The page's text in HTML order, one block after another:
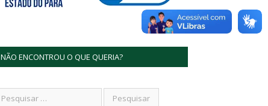
NÃO ENCONTROU O QUE QUERIA?